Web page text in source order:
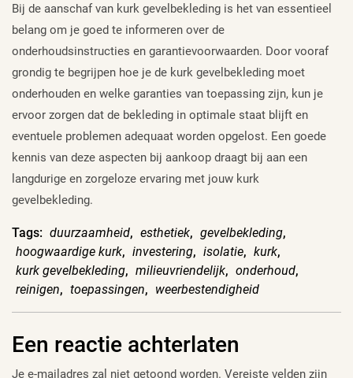
Bij de aanschaf van kurk gevelbekleding is het van essentieel
belang om je goed te informeren over de
onderhoudsinstructies en garantievoorwaarden. Door vooraf
grondig te begrijpen hoe je de kurk gevelbekleding moet
onderhouden en welke garanties van toepassing zijn, kun je
ervoor zorgen dat de bekleding in optimale staat blijft en
eventuele problemen adequaat worden opgelost. Een goede
kennis van deze aspecten bij aankoop draagt bij aan een
langdurige en zorgeloze ervaring met jouw kurk
gevelbekleding.
Tags: duurzaamheid, esthetiek, gevelbekleding,
hoogwaardige kurk, investering, isolatie, kurk,
kurk gevelbekleding, milieuvriendelijk, onderhoud,
reinigen, toepassingen, weerbestendigheid
Een reactie achterlaten
Je e-mailadres zal niet getoond worden. Vereiste velden zijn